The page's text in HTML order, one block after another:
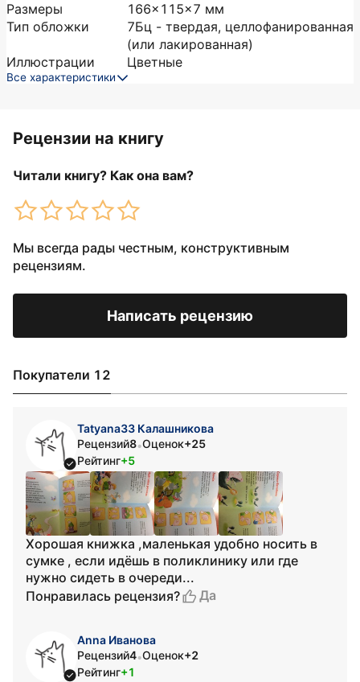
Размеры
166x115x7 мм
Тип обложки
7Бц - твердая, целлофанированная
(или лакированная)
Иллюстрации
Цветные
Все характеристики
Рецензии на книгу
Читали книгу? Как она вам?
Мы всегда рады честным, конструктивным
рецензиям.
Написать рецензию
Покупатели 12
Tatyana33 Калашникова
Рецензий8•Оценок+25
Рейтинг+5
Хорошая книжка ,маленькая удобно носить в
сумке , если идёшь в поликлинику или где
нужно сидеть в очереди...
Понравилась рецензия?
Да
Anna Иванова
Рецензий4•Оценок+2
Рейтинг+1